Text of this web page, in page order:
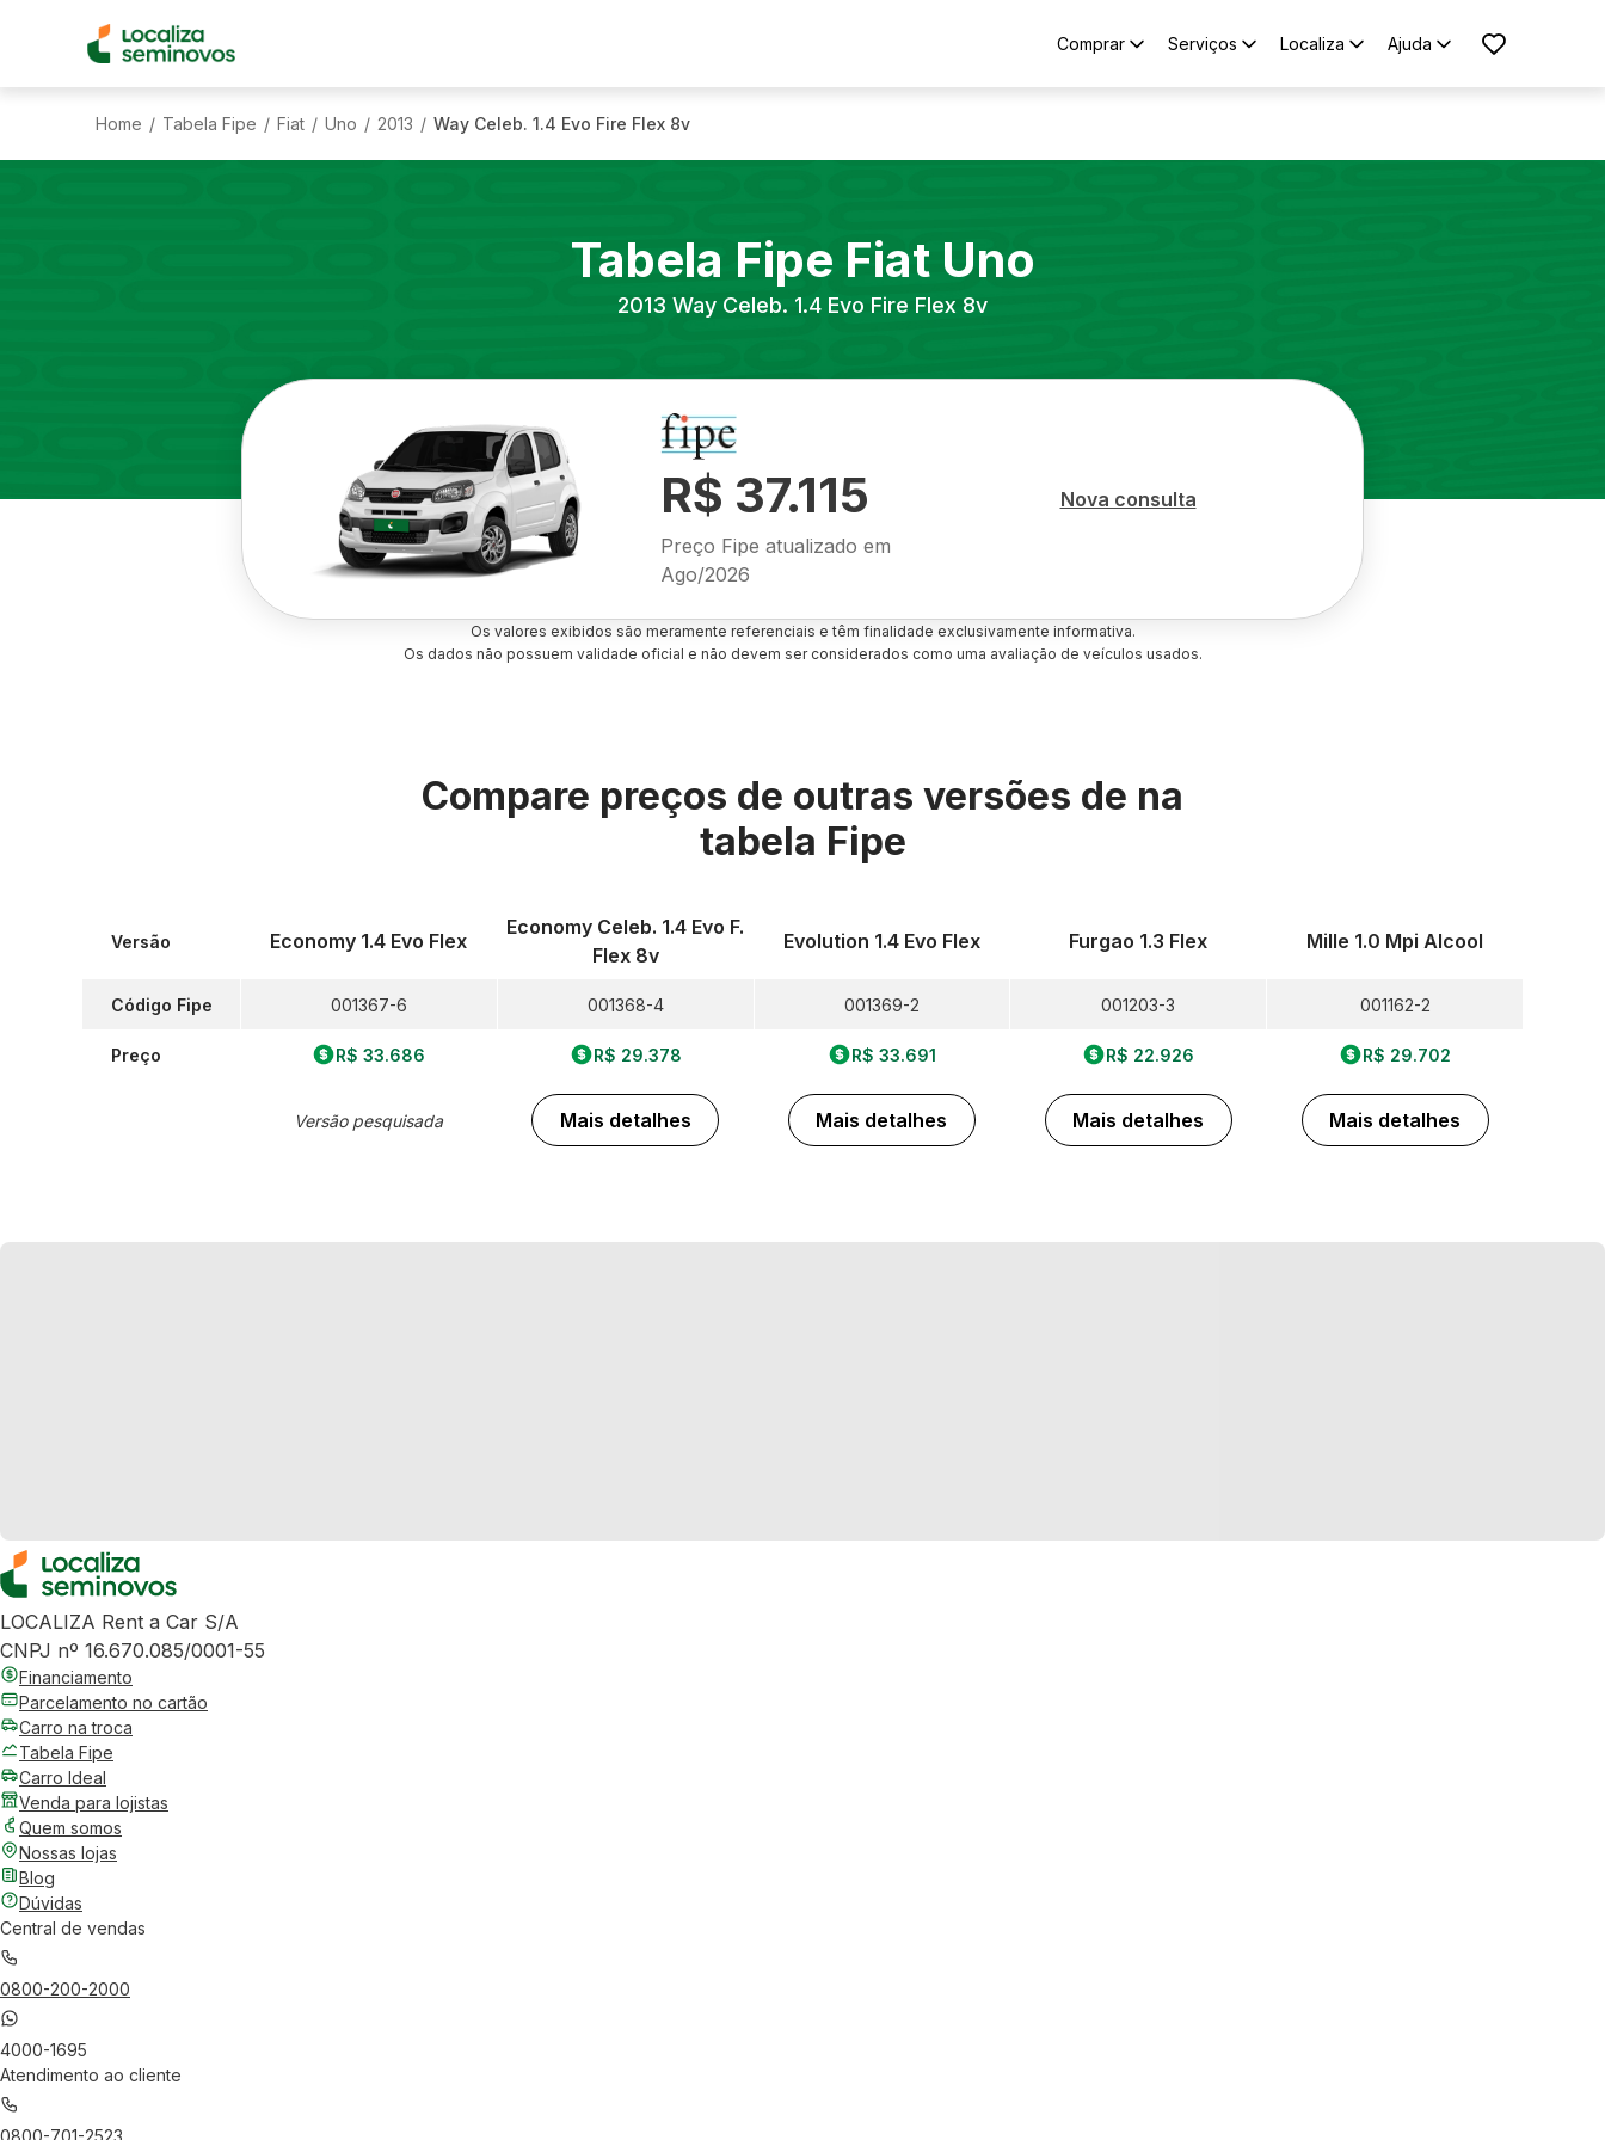
Comprar Serviços Localiza Ajuda
Home / Tabela Fipe / Fiat / Uno / 2013 / Way Celeb. 1.4 Evo Fire Flex 8v
Tabela Fipe Fiat Uno
2013 Way Celeb. 1.4 Evo Fire Flex 8v
R$ 37.115
Preço Fipe atualizado em
Ago/2026
Nova consulta
Os valores exibidos são meramente referenciais e têm finalidade exclusivamente informativa.
Os dados não possuem validade oficial e não devem ser considerados como uma avaliação de veículos usados.
Compare preços de outras versões de na
tabela Fipe
Versão
Código Fipe
Preço
Economy 1.4 Evo Flex
001367-6
R$ 33.686
Versão pesquisada
Economy Celeb. 1.4 Evo F.
Flex 8v
001368-4
R$ 29.378
Mais detalhes
Evolution 1.4 Evo Flex
001369-2
R$ 33.691
Mais detalhes
Furgao 1.3 Flex
001203-3
R$ 22.926
Mais detalhes
Mille 1.0 Mpi Alcool
001162-2
R$ 29.702
Mais detalhes
LOCALIZA Rent a Car S/A
CNPJ nº 16.670.085/0001-55
Financiamento
Parcelamento no cartão
Carro na troca
Tabela Fipe
Carro Ideal
Venda para lojistas
Quem somos
Nossas lojas
Blog
Dúvidas
Central de vendas
0800-200-2000
4000-1695
Atendimento ao cliente
0800-701-2523